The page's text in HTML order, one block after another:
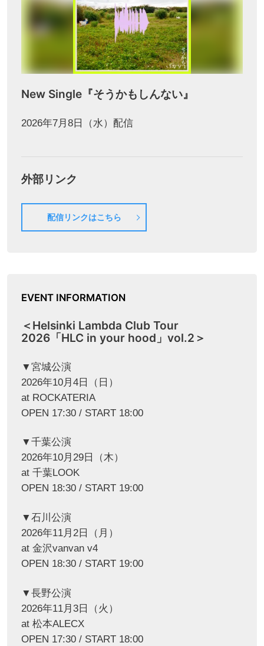
New Single『そうかもしんない』
2026年7月8日（水）配信
外部リンク
配信リンクはこちら
EVENT INFORMATION
＜Helsinki Lambda Club Tour
2026「HLC in your hood」vol.2＞
▼宮城公演
2026年10月4日（日）
at ROCKATERIA
OPEN 17:30 / START 18:00
▼千葉公演
2026年10月29日（木）
at 千葉LOOK
OPEN 18:30 / START 19:00
▼石川公演
2026年11月2日（月）
at 金沢vanvan v4
OPEN 18:30 / START 19:00
▼長野公演
2026年11月3日（火）
at 松本ALECX
OPEN 17:30 / START 18:00